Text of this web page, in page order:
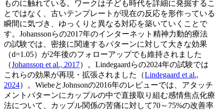
ものに触れている。ワークは子ども時代を詳細に発掘するこ
とではなく、古いテンプレートが現在の反応を形作っている
瞬間に気づき、ゆっくりと異なる対応を築いていくことで
す。Johanssonらの2017年のインターネット精神力動的療法
の試験では、密接に関連するパターンに対して大きな効果
（d=1.05）が2年後のフォローアップでも維持されました
（Johansson et al., 2017）。Lindegaardらの2024年の試験では
これらの効果が再現・拡張されました（Lindegaard et al.,
2024）。WiebeとJohnsonの2016年のレビューでは、アタッチ
メントパターンにカップルの中で直接取り組む感情焦点化療
法について、カップル関係の苦痛に対して70～75%の改善率